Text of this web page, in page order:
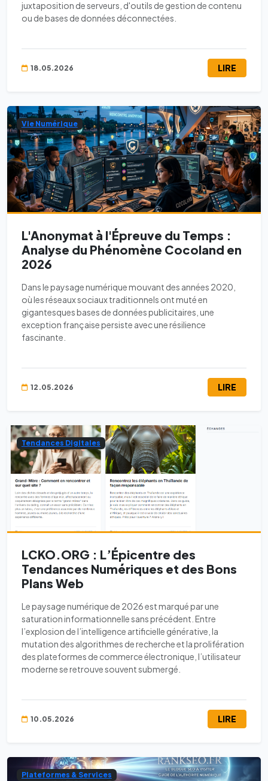
juxtaposition de serveurs, d'outils de gestion de contenu
ou de bases de données déconnectées.
18.05.2026 LIRE
Vie Numérique
L'Anonymat à l'Épreuve du Temps :
Analyse du Phénomène Cocoland en
2026
Dans le paysage numérique mouvant des années 2020,
où les réseaux sociaux traditionnels ont muté en
gigantesques bases de données publicitaires, une
exception française persiste avec une résilience
fascinante.
12.05.2026 LIRE
Tendances Digitales
LCKO.ORG : L’Épicentre des
Tendances Numériques et des Bons
Plans Web
Le paysage numérique de 2026 est marqué par une
saturation informationnelle sans précédent. Entre
l’explosion de l’intelligence artificielle générative, la
mutation des algorithmes de recherche et la prolifération
des plateformes de commerce électronique, l’utilisateur
moderne se retrouve souvent submergé.
10.05.2026 LIRE
Plateformes & Services